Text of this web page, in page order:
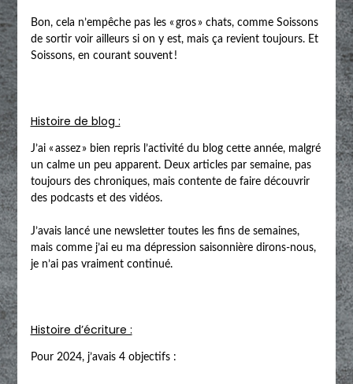
Bon, cela n’empêche pas les « gros » chats, comme Soissons
de sortir voir ailleurs si on y est, mais ça revient toujours. Et
Soissons, en courant souvent !
Histoire de blog :
J’ai « assez » bien repris l’activité du blog cette année, malgré
un calme un peu apparent. Deux articles par semaine, pas
toujours des chroniques, mais contente de faire découvrir
des podcasts et des vidéos.
J’avais lancé une newsletter toutes les fins de semaines,
mais comme j’ai eu ma dépression saisonnière dirons-nous,
je n’ai pas vraiment continué.
Histoire d’écriture :
Pour 2024, j’avais 4 objectifs :